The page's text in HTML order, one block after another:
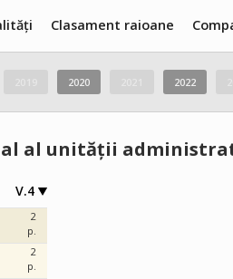
Clasament raioane
2020 2022
al unității
V.4
2
p.
2
p.